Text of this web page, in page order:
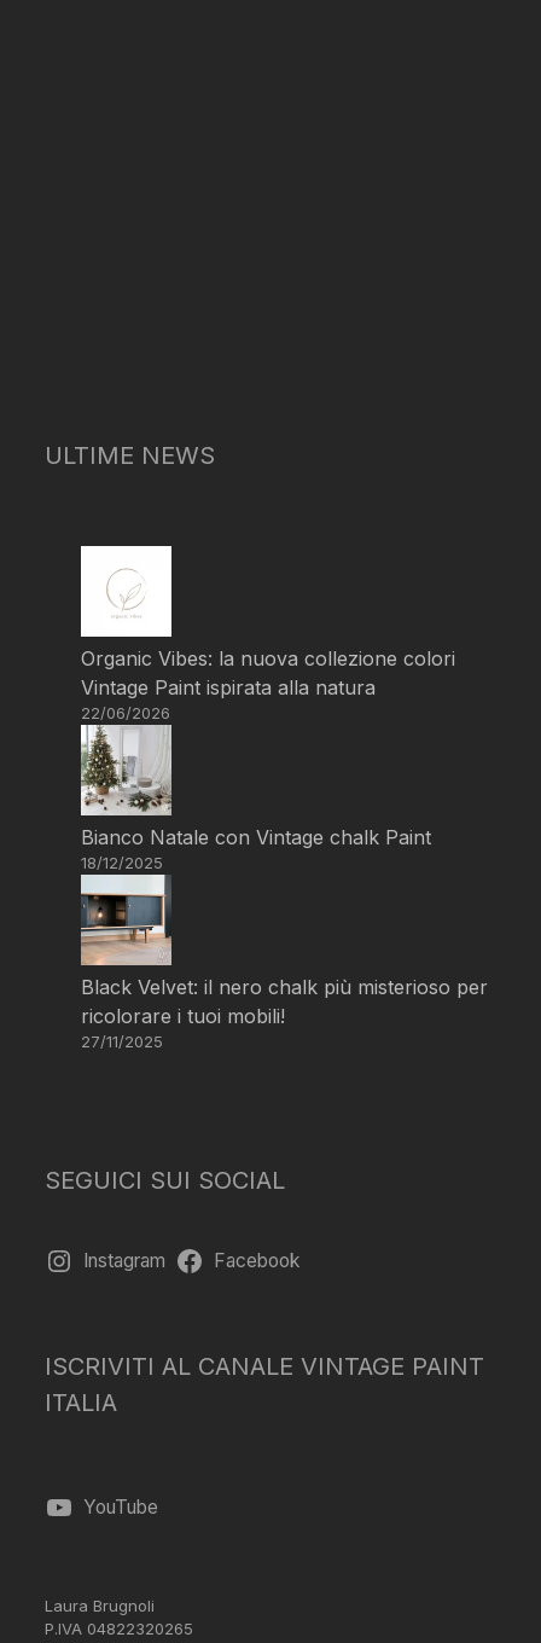
ULTIME NEWS
Organic Vibes: la nuova collezione colori
Vintage Paint ispirata alla natura
22/06/2026
Bianco Natale con Vintage chalk Paint
18/12/2025
Black Velvet: il nero chalk più misterioso per
ricolorare i tuoi mobili!
27/11/2025
SEGUICI SUI SOCIAL
Instagram Facebook
ISCRIVITI AL CANALE VINTAGE PAINT
ITALIA
YouTube
Laura Brugnoli
P.IVA 04822320265